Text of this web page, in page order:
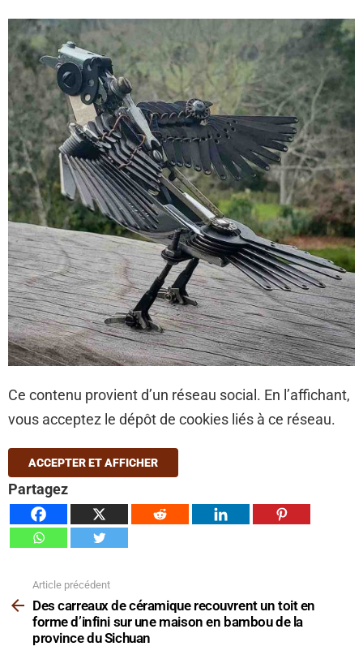
Ce contenu provient d’un réseau social. En l’affichant,
vous acceptez le dépôt de cookies liés à ce réseau.
ACCEPTER ET AFFICHER
Partagez
plus
Article précédent
Des carreaux de céramique recouvrent un toit en
forme d’infini sur une maison en bambou de la
province du Sichuan